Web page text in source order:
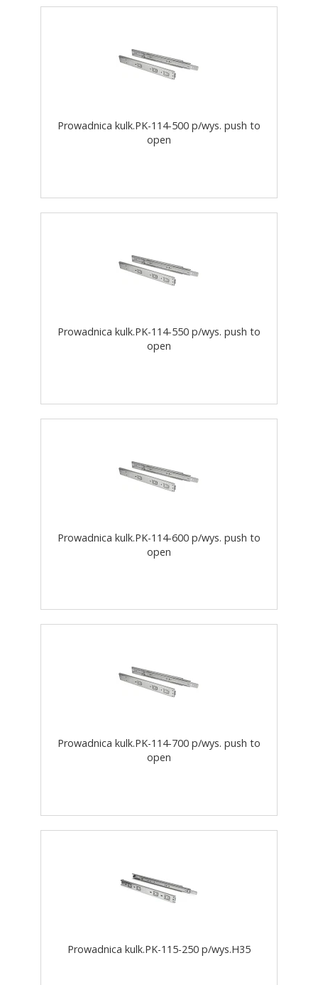
Prowadnica kulk.PK-114-500 p/wys. push to
open
Prowadnica kulk.PK-114-550 p/wys. push to
open
Prowadnica kulk.PK-114-600 p/wys. push to
open
Prowadnica kulk.PK-114-700 p/wys. push to
open
Prowadnica kulk.PK-115-250 p/wys.H35